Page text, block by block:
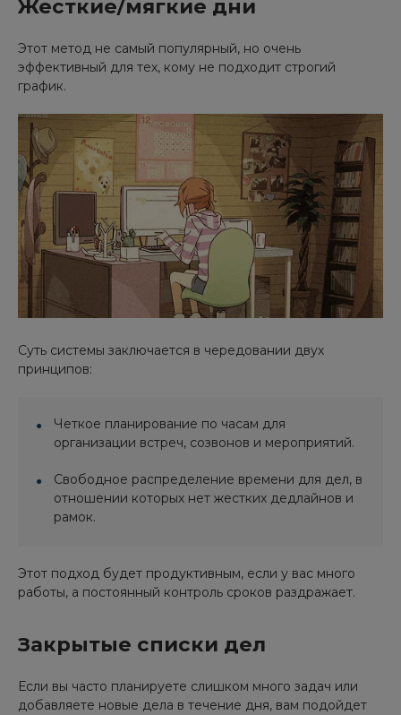
Жесткие/мягкие дни
Этот метод не самый популярный, но очень
эффективный для тех, кому не подходит строгий
график.
Суть системы заключается в чередовании двух
принципов:
Четкое планирование по часам для
организации встреч, созвонов и мероприятий.
Свободное распределение времени для дел, в
отношении которых нет жестких дедлайнов и
рамок.
Этот подход будет продуктивным, если у вас много
работы, а постоянный контроль сроков раздражает.
Закрытые списки дел
Если вы часто планируете слишком много задач или
добавляете новые дела в течение дня, вам подойдет